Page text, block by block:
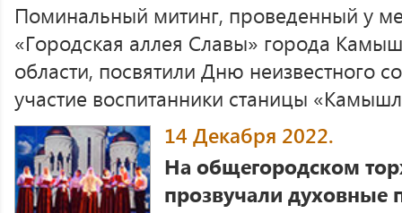
Поминальный митинг, проведенный у
«Городская аллея Славы» города
области, посвятили Дню неизвестного
участие воспитанники станицы
14 Декабря 2022.
На общегородском
прозвучали духовные